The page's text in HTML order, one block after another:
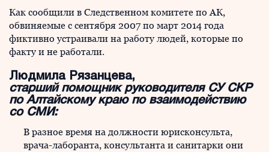
Как сообщили в Следственном комитете по АК,
обвиняемые с сентября 2007 по март 2014 года
фиктивно устраивали на работу людей, которые по
факту и не работали.
Людмила Рязанцева,
старший помощник руководителя СУ СКР
по Алтайскому краю по взаимодействию
со СМИ:
В разное время на должности юрисконсульта,
врача-лаборанта, консультанта и санитарки они